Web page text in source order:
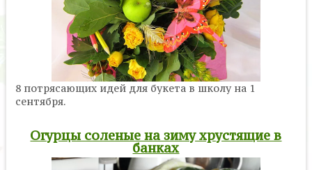
8 потрясающих идей для букета в школу на 1
сентября.
Огурцы соленые на зиму хрустящие в
банках